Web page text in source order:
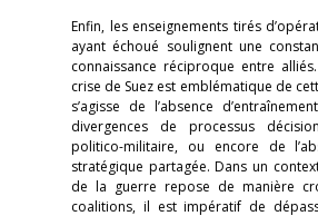
Enfin, les enseignements tirés
ayant échoué soulignent une
connaissance réciproque entre
crise de Suez est emblématique de
s’agisse de l’absence
divergences de processus
politico-militaire, ou encore de
stratégique partagée. Dans un
de la guerre repose de manière
coalitions, il est impératif de